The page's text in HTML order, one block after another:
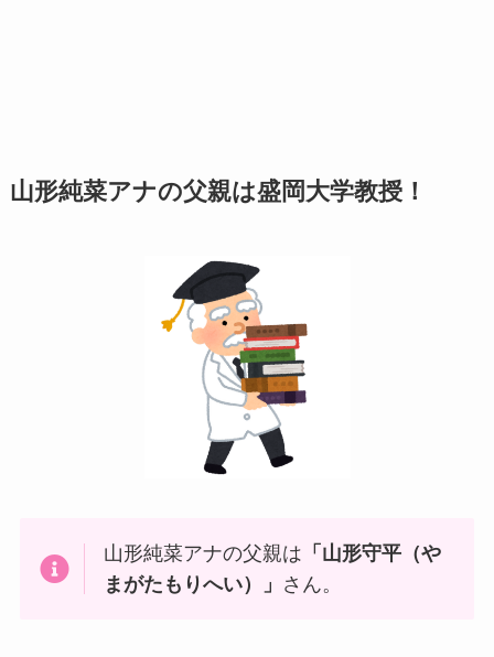
山形純菜アナの父親は盛岡大学教授！
山形純菜アナの父親は 「山形守平（や
まがたもりへい）」 さん。